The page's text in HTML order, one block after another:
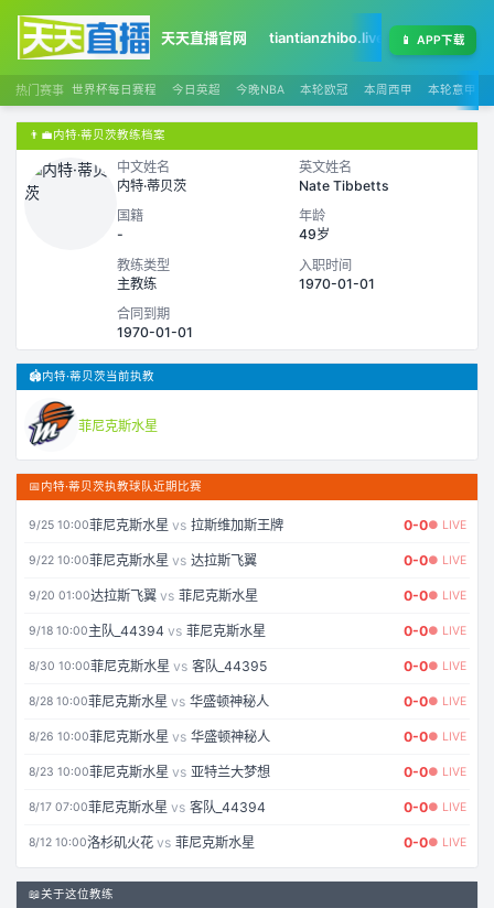
天天直播官网 tiantianzhibo.live 天天足球赛程
📱 APP下载
热门赛事 世界杯每日赛程 今日英超 今晚NBA 本轮欧冠 本周西甲 本轮意甲
👨‍💼内特·蒂贝茨教练档案
中文姓名
内特·蒂贝茨
英文姓名
Nate Tibbetts
国籍
-
年龄
49岁
教练类型
主教练
入职时间
1970-01-01
合同到期
1970-01-01
🏟️内特·蒂贝茨当前执教
菲尼克斯水星
📅内特·蒂贝茨执教球队近期比赛
9/25 10:00菲尼克斯水星 vs 拉斯维加斯王牌 0-0● LIVE
9/22 10:00菲尼克斯水星 vs 达拉斯飞翼 0-0● LIVE
9/20 01:00达拉斯飞翼 vs 菲尼克斯水星 0-0● LIVE
9/18 10:00主队_44394 vs 菲尼克斯水星 0-0● LIVE
8/30 10:00菲尼克斯水星 vs 客队_44395 0-0● LIVE
8/28 10:00菲尼克斯水星 vs 华盛顿神秘人 0-0● LIVE
8/26 10:00菲尼克斯水星 vs 华盛顿神秘人 0-0● LIVE
8/23 10:00菲尼克斯水星 vs 亚特兰大梦想 0-0● LIVE
8/17 07:00菲尼克斯水星 vs 客队_44394 0-0● LIVE
8/12 10:00洛杉矶火花 vs 菲尼克斯水星 0-0● LIVE
📖关于这位教练